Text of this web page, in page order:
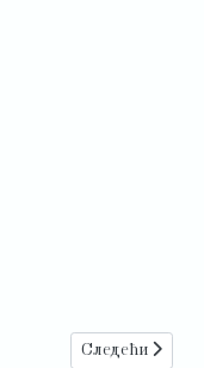
Следећи
Следећи